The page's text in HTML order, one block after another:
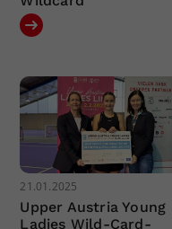
21.01.2025
Upper Austria Young
Ladies Wild-Card-